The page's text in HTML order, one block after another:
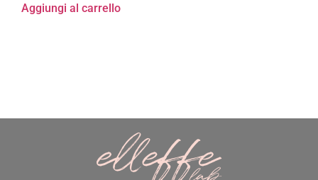
Aggiungi al carrello